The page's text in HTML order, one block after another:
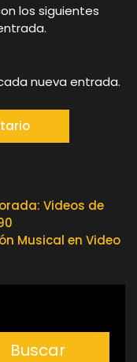
los siguientes
nueva entrada.
Videos de
Musical en Video
Buscar